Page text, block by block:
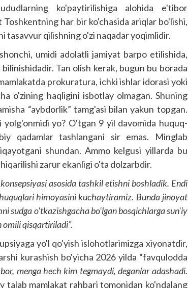
ko'paytirilishiga alohida e'tibor
har bir ko'chasida ariqlar bo'lishi,
tasavvur qilishning o'zi naqadar yoqimlidir.
umidi adolatli jamiyat barpo etilishida,
Tan olish kerak, bugun bu borada
prokuratura, ichki ishlar idorasi yoki
o'zining haqligini isbotlay olmagan. Shuning
“aybdorlik” tamg'asi bilan yakun topgan.
yo? O'tgan 9 yil davomida huquq-
qadamlar tashlangani sir emas. Minglab
shundan. Ammo kelgusi yillarda bu
zarur ekanligi o'ta dolzarbdir.
asosida tashkil etishni boshladik. Endi
himoyasini kuchaytiramiz. Bunda jinoyat
sudga o'tkazishgacha bo'lgan bosqichlarga sun'iy
qisqartiriladi”.
yo'l qo'yish islohotlarimizga xiyonatdir,
kurashish bo'yicha 2026 yilda “favqulodda
menga hech kim tegmaydi, deganlar adashadi.
talab mamlakat rahbari tomonidan ko'ndalang